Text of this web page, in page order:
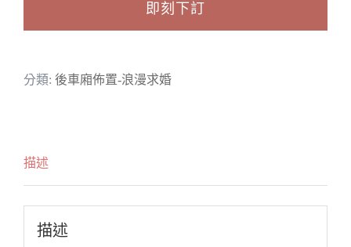
套
即刻下訂
分類: 後車廂佈置-浪漫求婚
描述
描述